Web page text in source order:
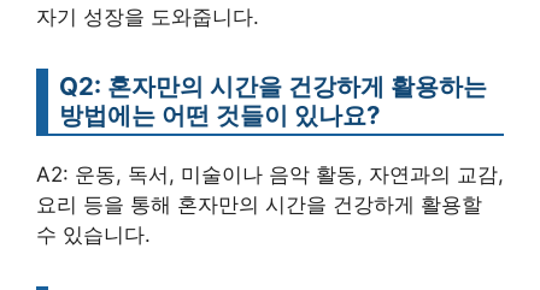
자기 성장을 도와줍니다.
Q2: 혼자만의 시간을 건강하게 활용하는
방법에는 어떤 것들이 있나요?
A2: 운동, 독서, 미술이나 음악 활동, 자연과의 교감,
요리 등을 통해 혼자만의 시간을 건강하게 활용할
수 있습니다.